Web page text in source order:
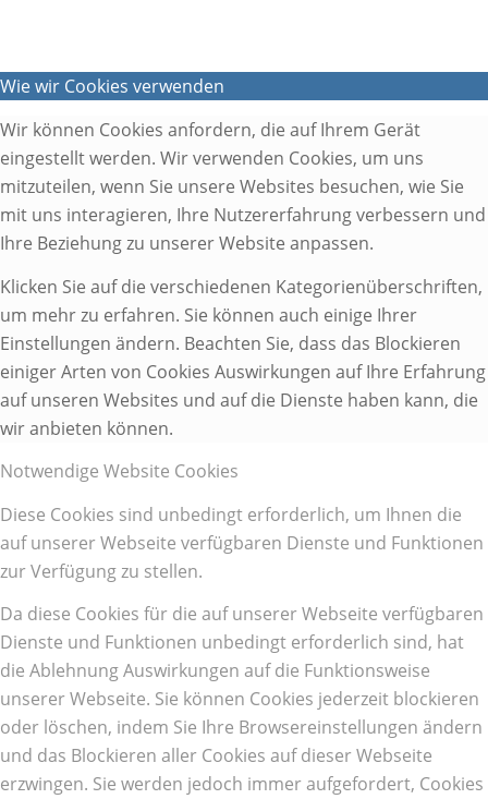
Wie wir Cookies verwenden
Wir können Cookies anfordern, die auf Ihrem Gerät
eingestellt werden. Wir verwenden Cookies, um uns
mitzuteilen, wenn Sie unsere Websites besuchen, wie Sie
mit uns interagieren, Ihre Nutzererfahrung verbessern und
Ihre Beziehung zu unserer Website anpassen.
Klicken Sie auf die verschiedenen Kategorienüberschriften,
um mehr zu erfahren. Sie können auch einige Ihrer
Einstellungen ändern. Beachten Sie, dass das Blockieren
einiger Arten von Cookies Auswirkungen auf Ihre Erfahrung
auf unseren Websites und auf die Dienste haben kann, die
wir anbieten können.
Notwendige Website Cookies
Diese Cookies sind unbedingt erforderlich, um Ihnen die
auf unserer Webseite verfügbaren Dienste und Funktionen
zur Verfügung zu stellen.
Da diese Cookies für die auf unserer Webseite verfügbaren
Dienste und Funktionen unbedingt erforderlich sind, hat
die Ablehnung Auswirkungen auf die Funktionsweise
unserer Webseite. Sie können Cookies jederzeit blockieren
oder löschen, indem Sie Ihre Browsereinstellungen ändern
und das Blockieren aller Cookies auf dieser Webseite
erzwingen. Sie werden jedoch immer aufgefordert, Cookies